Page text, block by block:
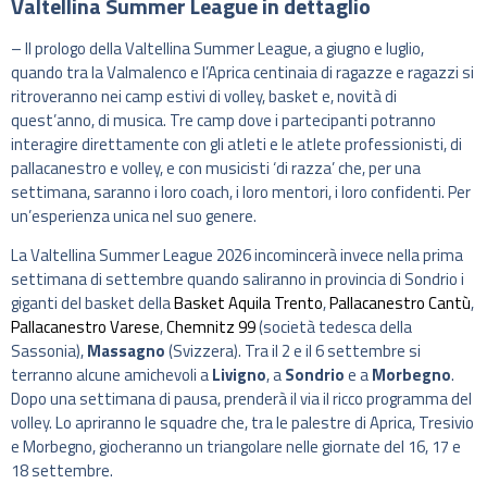
– Il prologo della Valtellina Summer League, a giugno e luglio,
quando tra la Valmalenco e l’Aprica centinaia di ragazze e ragazzi si
ritroveranno nei camp estivi di volley, basket e, novità di
quest’anno, di musica. Tre camp dove i partecipanti potranno
interagire direttamente con gli atleti e le atlete professionisti, di
pallacanestro e volley, e con musicisti ‘di razza’ che, per una
settimana, saranno i loro coach, i loro mentori, i loro confidenti. Per
un’esperienza unica nel suo genere.
La Valtellina Summer League 2026 incomincerà invece nella prima
settimana di settembre quando saliranno in provincia di Sondrio i
giganti del basket dellaBasket Aquila Trento,Pallacanestro Cantù,
Pallacanestro Varese,Chemnitz 99(società tedesca della
Sassonia),Massagno(Svizzera). Tra il 2 e il 6 settembre si
terranno alcune amichevoli aLivigno, aSondrioe aMorbegno.
Dopo una settimana di pausa, prenderà il via il ricco programma del
volley. Lo apriranno le squadre che, tra le palestre di Aprica, Tresivio
e Morbegno, giocheranno un triangolare nelle giornate del 16, 17 e
18 settembre.